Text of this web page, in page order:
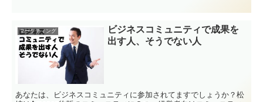
マーケティング
ビジネスコミュニティで成果を
出す人、そうでない人
あなたは、ビジネスコミュニティに参加されてますでしょうか？松